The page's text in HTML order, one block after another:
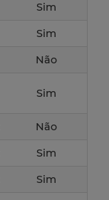
Sim
Sim
Não
Sim
Não
Sim
Sim